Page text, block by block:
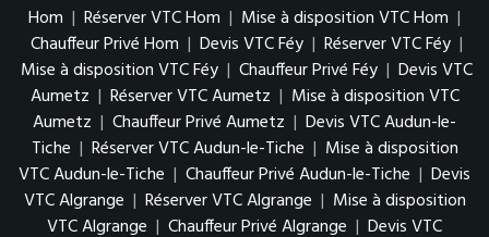
Hom | Réserver VTC Hom | Mise à disposition VTC Hom |
Chauffeur Privé Hom | Devis VTC Féy | Réserver VTC Féy |
Mise à disposition VTC Féy | Chauffeur Privé Féy | Devis VTC
Aumetz | Réserver VTC Aumetz | Mise à disposition VTC
Aumetz | Chauffeur Privé Aumetz | Devis VTC Audun-le-
Tiche | Réserver VTC Audun-le-Tiche | Mise à disposition
VTC Audun-le-Tiche | Chauffeur Privé Audun-le-Tiche | Devis
VTC Algrange | Réserver VTC Algrange | Mise à disposition
VTC Algrange | Chauffeur Privé Algrange | Devis VTC